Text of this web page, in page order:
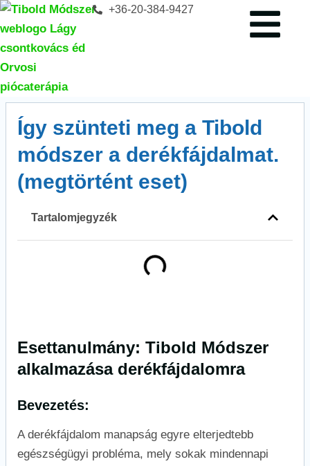
+36-20-384-9427
Így szünteti meg a Tibold
módszer a derékfájdalmat.
(megtörtént eset)
Tartalomjegyzék
Esettanulmány: Tibold Módszer
alkalmazása derékfájdalomra
Bevezetés:
A derékfájdalom manapság egyre elterjedtebb
egészségügyi probléma, mely sokak mindennapi